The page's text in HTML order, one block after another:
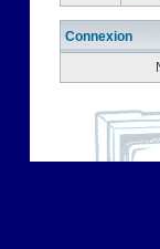
Connexion